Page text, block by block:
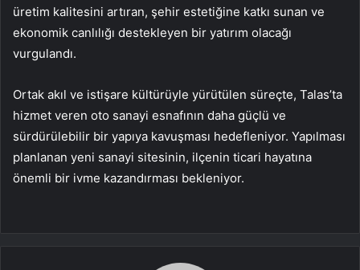
üretim kalitesini artıran, şehir estetiğine katkı sunan ve
ekonomik canlılığı destekleyen bir yatırım olacağı
vurgulandı.
Ortak akıl ve istişare kültürüyle yürütülen süreçte, Talas’ta
hizmet veren oto sanayi esnafının daha güçlü ve
sürdürülebilir bir yapıya kavuşması hedefleniyor. Yapılması
planlanan yeni sanayi sitesinin, ilçenin ticari hayatına
önemli bir ivme kazandırması bekleniyor.